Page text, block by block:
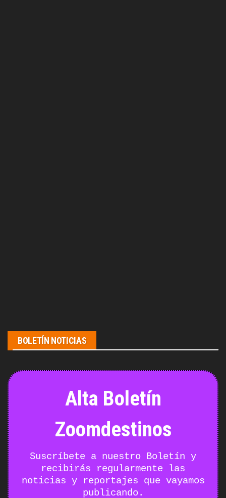
BOLETÍN NOTICIAS
Alta Boletín
Zoomdestinos
Suscríbete a nuestro Boletín y
recibirás regularmente las
noticias y reportajes que vayamos
publicando.